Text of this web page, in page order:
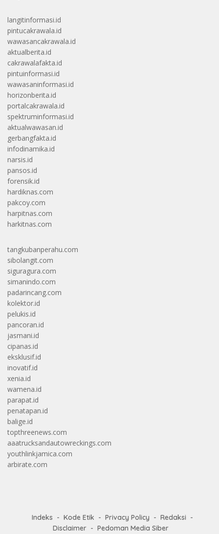
langitinformasi.id
pintucakrawala.id
wawasancakrawala.id
aktualberita.id
cakrawalafakta.id
pintuinformasi.id
wawasaninformasi.id
horizonberita.id
portalcakrawala.id
spektruminformasi.id
aktualwawasan.id
gerbangfakta.id
infodinamika.id
narsis.id
pansos.id
forensik.id
hardiknas.com
pakcoy.com
harpitnas.com
harkitnas.com
tangkubanperahu.com
sibolangit.com
siguragura.com
simanindo.com
padarincang.com
kolektor.id
pelukis.id
pancoran.id
jasmani.id
cipanas.id
eksklusif.id
inovatif.id
xenia.id
wamena.id
parapat.id
penatapan.id
balige.id
topthreenews.com
aaatrucksandautowreckings.com
youthlinkjamica.com
arbirate.com
Indeks Kode Etik Privacy Policy
Redaksi
Disclaimer
Pedoman Media Siber